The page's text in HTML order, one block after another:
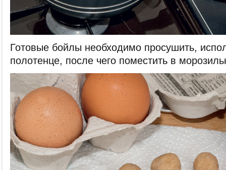
Готовые бойлы необходимо просушить,
полотенце, после чего поместить в